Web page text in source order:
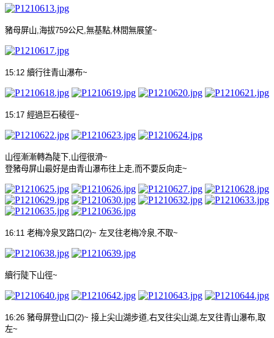
豬母屏山 海拔759公尺 無基點 林間無展望~
15:12 續行往青山瀑布~
15:17 經過巨石稜徑~
山徑漸漸轉為陡下 山徑很滑~
登豬母屏山最好是由青山瀑布往上走 而不要反向走~
16:11 老梅冷泉叉路口(2)~ 左叉往老梅冷泉 不取~
續行陡下山徑~
16:26 豬母屏登山口(2)~ 接上尖山湖步道 右叉往尖山湖 左叉往青山瀑布 取
左~